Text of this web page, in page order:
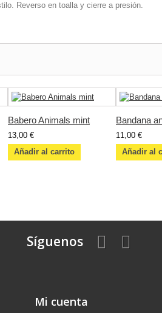
Reverso en toalla y cierre a presión.
Babero Animals mint
13,00 €
Añadir al carrito
Bandana
11,00 €
Añadir al
Síguenos
Mi cuenta